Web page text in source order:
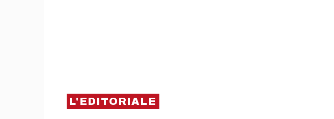
L'EDITORIALE